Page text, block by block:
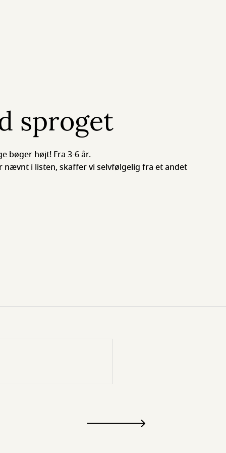
sproget
bøger højt! Fra 3-6 år.
nævnt i listen, skaffer vi selvfølgelig fra et andet